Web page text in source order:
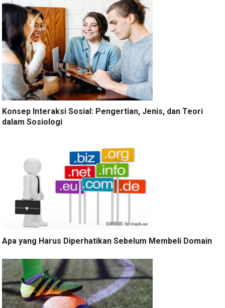
Konsep Interaksi Sosial: Pengertian, Jenis, dan Teori
dalam Sosiologi
Apa yang Harus Diperhatikan Sebelum Membeli Domain